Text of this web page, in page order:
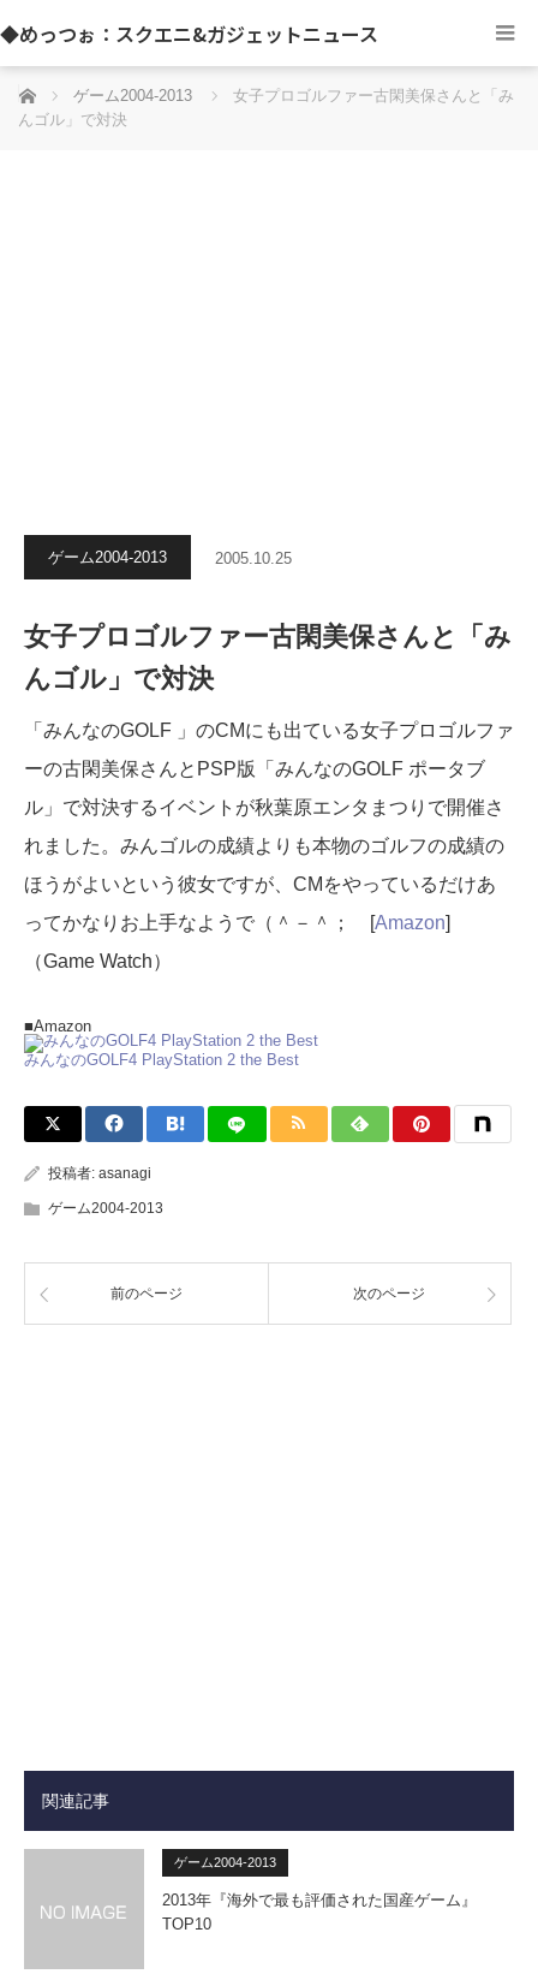
◆めっつぉ：スクエニ&ガジェットニュース
ホーム ゲーム2004-2013
女子プロゴルファー古閑美保さんと「み
んゴル」で対決
ゲーム2004-2013 2005.10.25
女子プロゴルファー古閑美保さんと「み
んゴル」で対決
「みんなのGOLF 」のCMにも出ている女子プロゴルファ
ーの古閑美保さんとPSP版「みんなのGOLF ポータブ
ル」で対決するイベントが秋葉原エンタまつりで開催さ
れました。みんゴルの成績よりも本物のゴルフの成績の
ほうがよいという彼女ですが、CMをやっているだけあ
ってかなりお上手なようで（＾－＾； [Amazon]
（Game Watch）
■Amazon
みんなのGOLF4 PlayStation 2 the Best
投稿者: asanagi
ゲーム2004-2013
前のページ 次のページ
関連記事
ゲーム2004-2013
2013年『海外で最も評価された国産ゲーム』
TOP10